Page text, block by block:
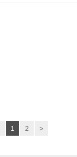
1 2 >